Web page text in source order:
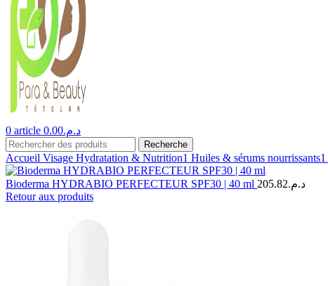
0 article د.م.0.00
Recherche
Accueil Visage Hydratation & Nutrition1 Huiles & sérums nourrissants1
Bioderma HYDRABIO PERFECTEUR SPF30 | 40 ml د.م.205.82
Retour aux produits